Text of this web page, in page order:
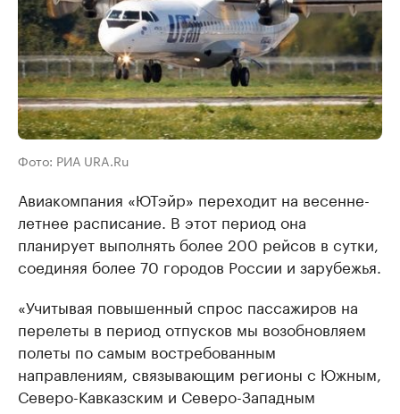
Фото: РИА URA.Ru
Авиакомпания «ЮТэйр» переходит на весенне-
летнее расписание. В этот период она
планирует выполнять более 200 рейсов в сутки,
соединяя более 70 городов России и зарубежья.
«Учитывая повышенный спрос пассажиров на
перелеты в период отпусков мы возобновляем
полеты по самым востребованным
направлениям, связывающим регионы с Южным,
Северо-Кавказским и Северо-Западным